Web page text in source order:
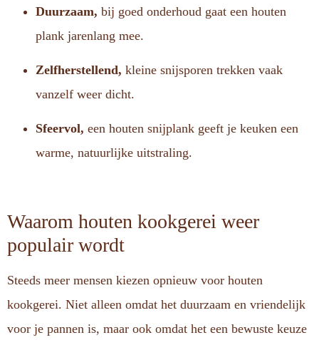
Duurzaam, bij goed onderhoud gaat een houten
plank jarenlang mee.
Zelfherstellend, kleine snijsporen trekken vaak
vanzelf weer dicht.
Sfeervol, een houten snijplank geeft je keuken een
warme, natuurlijke uitstraling.
Waarom houten kookgerei weer
populair wordt
Steeds meer mensen kiezen opnieuw voor houten
kookgerei. Niet alleen omdat het duurzaam en vriendelijk
voor je pannen is, maar ook omdat het een bewuste keuze